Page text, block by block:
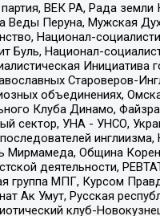
ВЕК РА, Рада
Перуна, Мужская
Национал-
Буль, Национал-
Староверов-
объединениях,
Клуба Динамо,
сектор, УНА - УНСО,
Мирмамеда, Община
деятельности,
группа МПГ, Курсом
Ак Умут, Русская
клуб-